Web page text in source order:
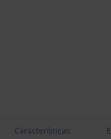
Características